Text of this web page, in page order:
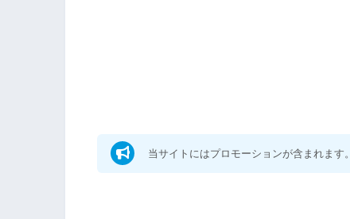
当サイトにはプロモーションが含まれます。